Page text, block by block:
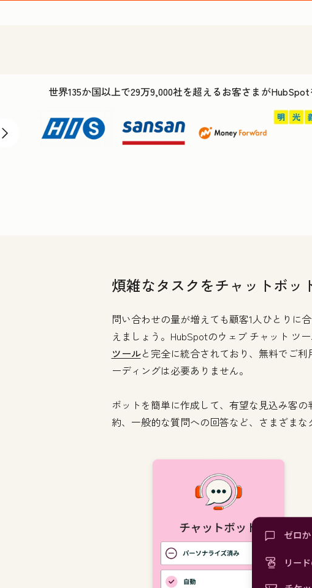
世界135か国以上で29万9,000社を超えるお客さまが
次へ
煩雑なタスクをチャットボッ
問い合わせの量が増えても顧客1人ひとりに
えましょう。HubSpotのウェブ チャット ツー
ツールと完全に統合されており、無料でご利
ーディングは必要ありません。
ボットを簡単に作成して、有望な見込み客
約、一般的な質問への回答など、さまざまな